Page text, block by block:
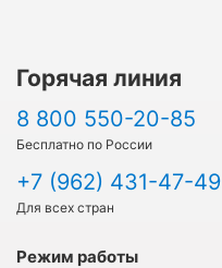
Горячая линия
8 800 550-20-85
Бесплатно по России
+7 (962) 431-47-49
Для всех стран
Режим работы